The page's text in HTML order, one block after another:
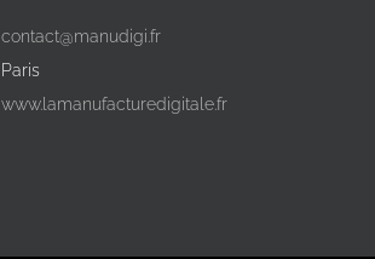
contact@manudigi.fr
Paris
www.lamanufacturedigitale.fr